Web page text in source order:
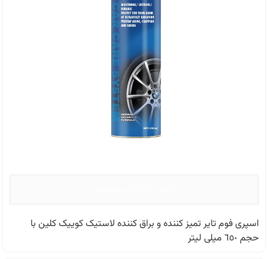
اسپری فوم تایر تمیز کننده و براق کننده لاستیک كوييک كلين با
حجم ٦٥٠ ميلی ليتر